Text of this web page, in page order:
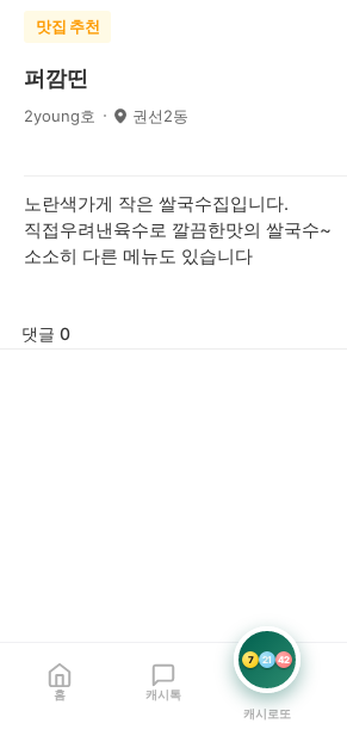
맛집 추천
퍼깜띤
2young호 권선2동
노란색가게 작은 쌀국수집입니다.
직접우려낸육수로 깔끔한맛의 쌀국수~
소소히 다른 메뉴도 있습니다
댓글 0
홈 캐시톡
7 21 42
캐시로또